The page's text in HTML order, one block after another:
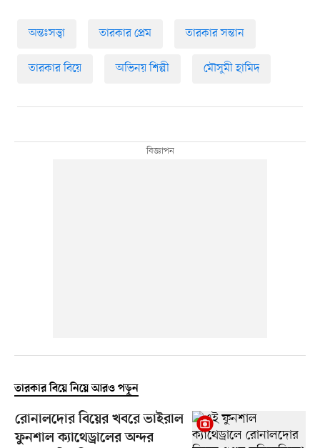
অন্তঃসত্ত্বা তারকার প্রেম তারকার সন্তান
তারকার বিয়ে অভিনয় শিল্পী মৌসুমী হামিদ
তারকার বিয়ে নিয়ে আরও পড়ুন
রোনালদোর বিয়ের খবরে ভাইরাল
ফুনশাল ক্যাথেড্রালের অন্দর